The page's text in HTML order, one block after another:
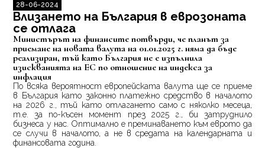
28-06-2024
Влизането на България в еврозоната
се отлага
Министърът на финансите потвърди, че планът за
приемане на новата валута на 01.01.2025 г. няма да бъде
реализиран, тъй като България не е изпълнила
изискванията на ЕС по отношение на индекса за
инфлация
По всяка вероятност европейската валута ще се приеме
в България като законно платежно средство в началото
на 2026 г., тъй като отлагането само с няколко месеца,
т.е. за по-късен момент през 2025 г., би затруднило
бизнеса у нас. Оптимално е преминаването към еврото да
се случи в началото, а не в средата на календарната и
финансовата година.